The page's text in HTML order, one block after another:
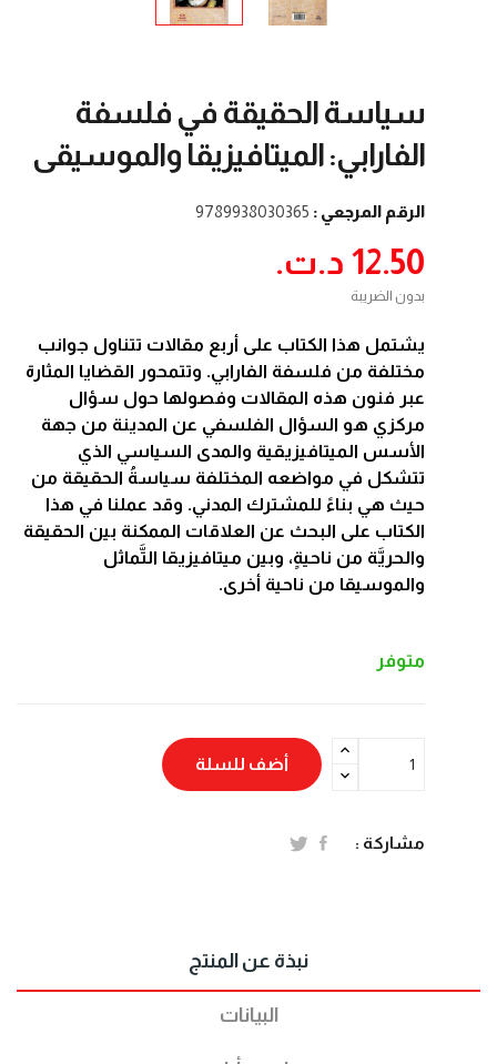
سياسة الحقيقة في فلسفة
الفارابي: الميتافيزيقا والموسيقى
الرقم المرجعي : 9789938030365
12.50 د.ت.‏
بدون الضريبة
يشتمل هذا الكتاب على أربع مقالات تتناول جوانب
مختلفة من فلسفة الفارابي. وتتمحور القضايا المثارة
عبر فنون هذه المقالات وفصولها حول سؤال
مركزي هو السؤال الفلسفي عن المدينة من جهة
الأسس الميتافيزيقية والمدى السياسي الذي
تتشكل في مواضعه المختلفة سياسةُ الحقيقة من
حيث هي بناءً للمشترك المدني. وقد عملنا في هذا
الكتاب على البحث عن العلاقات الممكنة بين الحقيقة
والحريَّة من ناحيةٍ، وبين ميتافيزيقا التَّماثل
والموسيقا من ناحية أخرى.
متوفر
أضف للسلة
مشاركة :
نبذة عن المنتج
البيانات